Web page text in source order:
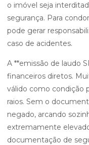
o imóvel seja
segurança. Para
pode gerar
caso de acidentes.
A **emissão de laudo
financeiros diretos.
válido como condição
raios. Sem o
negado, arcando
extremamente
documentação de